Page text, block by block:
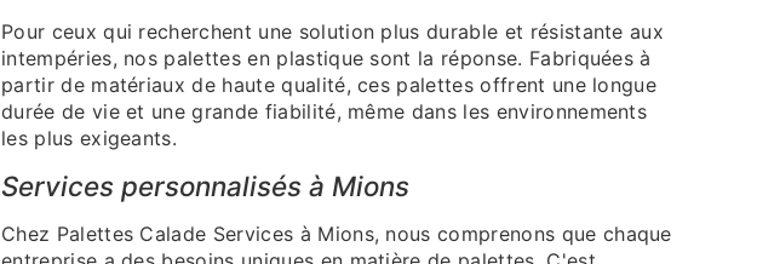
Pour ceux qui recherchent une solution plus durable et résistante aux
intempéries, nos palettes en plastique sont la réponse. Fabriquées à
partir de matériaux de haute qualité, ces palettes offrent une longue
durée de vie et une grande fiabilité, même dans les environnements
les plus exigeants.
Services personnalisés à Mions
Chez Palettes Calade Services à Mions, nous comprenons que chaque